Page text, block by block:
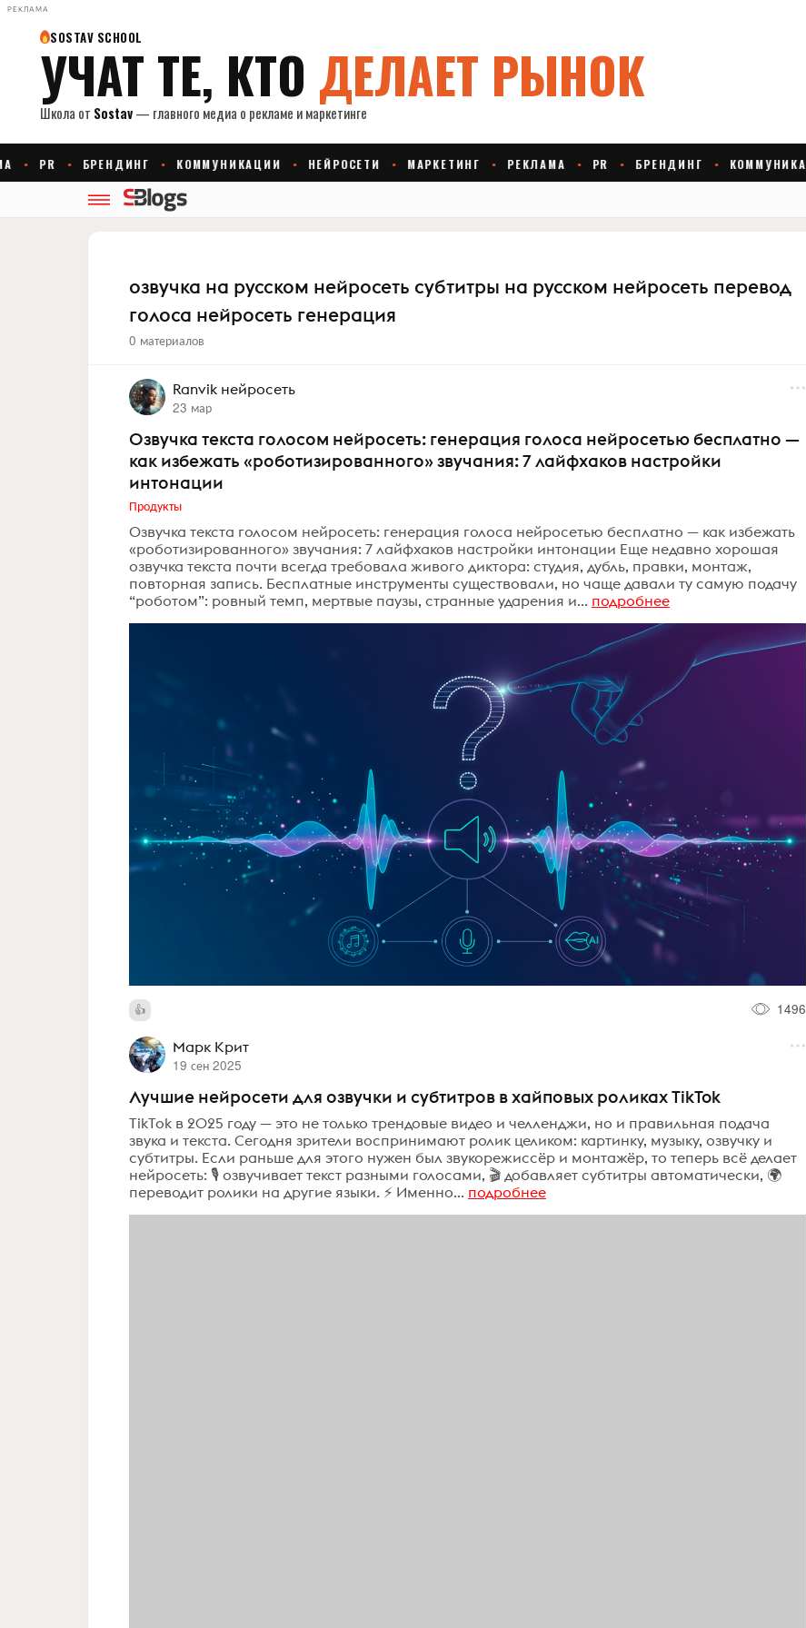
РЕКЛАМА
озвучка на русском нейросеть субтитры на русском нейросеть перевод
голоса нейросеть генерация
0 материалов
Ranvik нейросеть
23 мар
Озвучка текста голосом нейросеть: генерация голоса нейросетью бесплатно —
как избежать «роботизированного» звучания: 7 лайфхаков настройки
интонации
Продукты
Озвучка текста голосом нейросеть: генерация голоса нейросетью бесплатно — как избежать
«роботизированного» звучания: 7 лайфхаков настройки интонации Еще недавно хорошая
озвучка текста почти всегда требовала живого диктора: студия, дубль, правки, монтаж,
повторная запись. Бесплатные инструменты существовали, но чаще давали ту самую подачу
“роботом”: ровный темп, мертвые паузы, странные ударения и... подробнее
1496
Марк Крит
19 сен 2025
Лучшие нейросети для озвучки и субтитров в хайповых роликах TikTok
TikTok в 2025 году — это не только трендовые видео и челленджи, но и правильная подача
звука и текста. Сегодня зрители воспринимают ролик целиком: картинку, музыку, озвучку и
субтитры. Если раньше для этого нужен был звукорежиссёр и монтажёр, то теперь всё делает
нейросеть: 🎙️ озвучивает текст разными голосами, 🎬 добавляет субтитры автоматически, 🌍
переводит ролики на другие языки. ⚡ Именно... подробнее